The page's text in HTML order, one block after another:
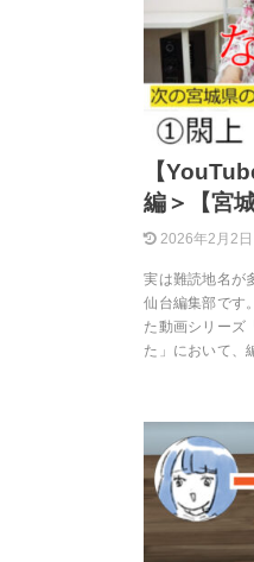
【
編＞【宮
2026年2月2日
実は難読地名が
仙台編集部です
た動画シリーズ
た」において、